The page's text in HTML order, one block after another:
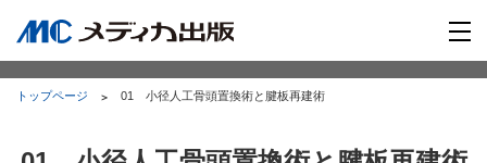
トップページ 01 小径人工骨頭置換術と腱板再建術